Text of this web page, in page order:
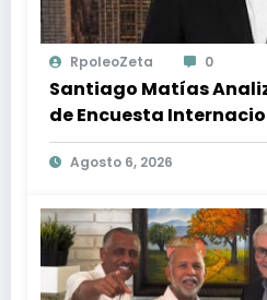
RpoleoZeta 0
Santiago Matías
de Encuesta
Panorama Político en
Dominicana:
Agosto 6, 2026